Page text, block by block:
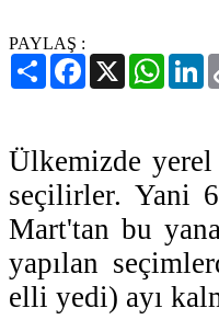
PAYLAŞ :
PaylaşFacebook
X
Ülkemizde yerel
seçilirler. Yani
Mart'tan bu
yapılan
elli yedi) ayı